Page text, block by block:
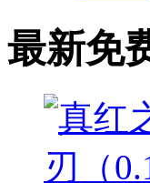
最新免